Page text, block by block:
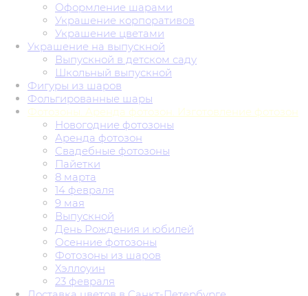
Оформление шарами
Украшение корпоративов
Украшение цветами
Украшение на выпускной
Выпускной в детском саду
Школьный выпускной
Фигуры из шаров
Фольгированные шары
Фотозоны. Аренда фотозон. Изготовление фотозон
Новогодние фотозоны
Аренда фотозон
Свадебные фотозоны
Пайетки
8 марта
14 февраля
9 мая
Выпускной
День Рождения и юбилей
Осенние фотозоны
Фотозоны из шаров
Хэллоуин
23 февраля